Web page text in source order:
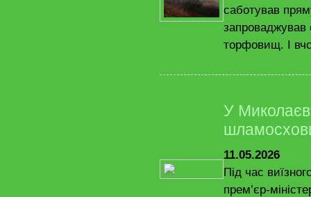
саботував
торфовищ. І
У
11.05.2026
Під час
прем’єр-